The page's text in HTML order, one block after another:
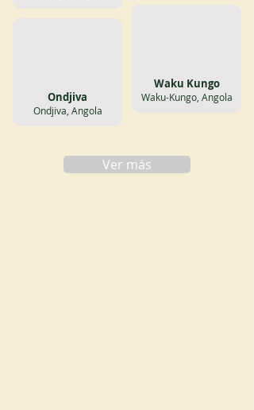
Ondjiva
Ondjiva, Angola
Waku Kungo
Waku-Kungo, Angola
Ver más